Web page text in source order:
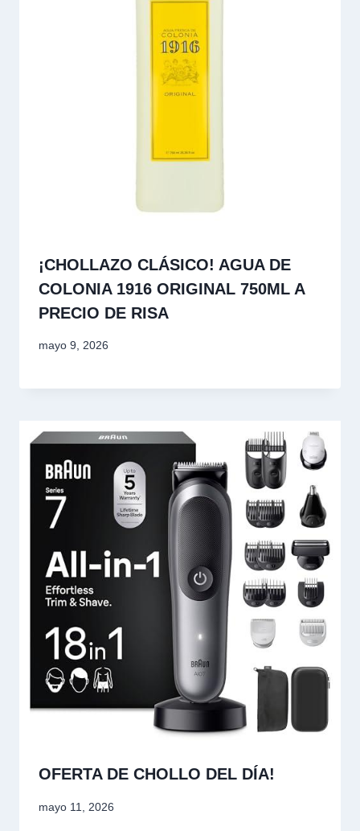
¡CHOLLAZO CLÁSICO! AGUA DE
COLONIA 1916 ORIGINAL 750ML A
PRECIO DE RISA
mayo 9, 2026
OFERTA DE CHOLLO DEL DÍA!
mayo 11, 2026